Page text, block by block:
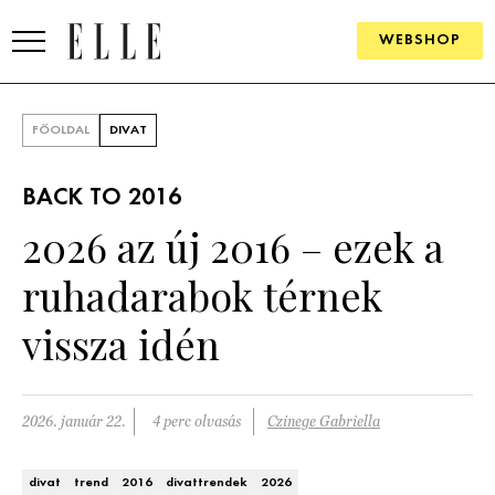
WEBSHOP
SZÉPSÉG
ÉLETMÓD
PÁRKAPCSOLAT
FŐOLDAL DIVAT
BACK TO 2016
2026 az új 2016 – ezek a
ruhadarabok térnek
vissza idén
2026. január 22. 4 perc olvasás Czinege Gabriella
divat trend 2016 divattrendek 2026